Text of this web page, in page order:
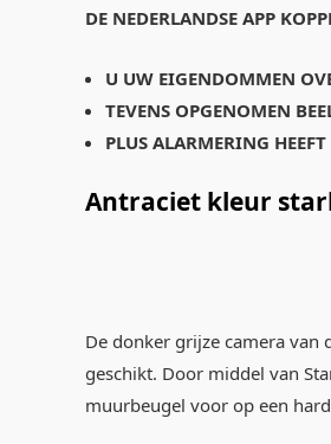
DE NEDERLANDSE APP
U UW EIGENDOMMEN
TEVENS OPGENOMEN
PLUS ALARMERING
Antraciet kleur
De donker grijze camera van
geschikt. Door middel van
muurbeugel voor op een